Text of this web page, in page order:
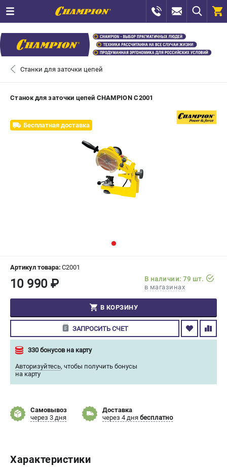
СЕРВИС
МАГАЗИНЫ
ИЗБРАННОЕ ( 0
ВХОД ИЛИ РЕГИСТРАЦИЯ
0
ПОДДЕРЖКА
Сервисный центр
Гарантия Champion
ИНФОРМАЦИЯ
Новости
Станки для заточки цепей
Станок для заточки цепей CHAMPION C2001
Бесплатная доставка
Артикул товара: C2001
10 990 ₽
В наличии: 79 шт.
в магазинах
В КОРЗИНУ
ЗАПРОСИТЬ СЧЕТ
330 бонусов на карту
Авторизуйтесь, чтобы получить бонусы
на карту
Самовывоз
через 3 дня
Доставка
через 4 дня бесплатно
Характеристики